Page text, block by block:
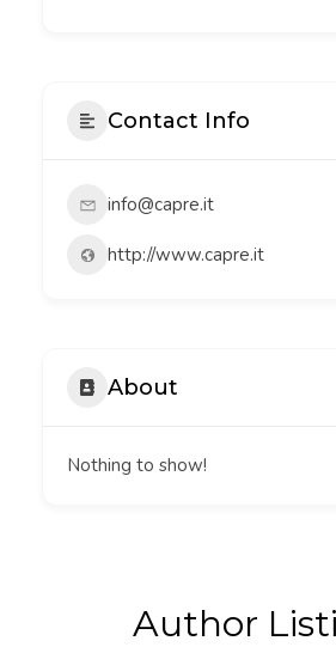
Contact Info
info@capre.it
http://www.capre.it
About
Nothing to show!
Author